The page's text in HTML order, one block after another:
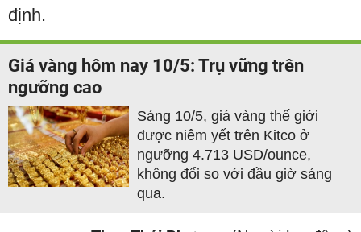
định.
Giá vàng hôm nay 10/5: Trụ vững trên
ngưỡng cao
Sáng 10/5, giá vàng thế giới
được niêm yết trên Kitco ở
ngưỡng 4.713 USD/ounce,
không đổi so với đầu giờ sáng
qua.